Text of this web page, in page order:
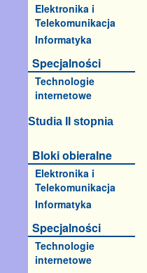
Elektronika i
Telekomunikacja
Informatyka
Specjalności
Technologie
internetowe
Studia II stopnia
Bloki obieralne
Elektronika i
Telekomunikacja
Informatyka
Specjalności
Technologie
internetowe